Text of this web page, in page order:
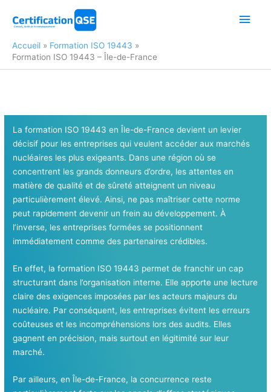
Accueil
Formation ISO 19443
Formation ISO 19443 – Île-de-France
La formation ISO 19443 en Île-de-France devient un levier
décisif pour les entreprises qui veulent accéder aux marchés
nucléaires les plus exigeants. Dans une région où se
concentrent les grands donneurs d’ordre, les attentes en
matière de qualité et de sûreté atteignent un niveau
particulièrement élevé. Ainsi, ne pas maîtriser cette norme
peut rapidement devenir un frein au développement. À
l’inverse, les entreprises formées se positionnent
immédiatement comme des partenaires crédibles.
En effet, la formation ISO 19443 permet de franchir un cap
structurant dans l’organisation interne. Elle apporte une lecture
claire des exigences imposées par les acteurs majeurs du
nucléaire. Par conséquent, les entreprises évitent les erreurs
coûteuses et les incompréhensions lors des audits. Elles
gagnent en précision, mais surtout en légitimité sur leur
marché.
Par ailleurs, en Île-de-France, la concurrence reste